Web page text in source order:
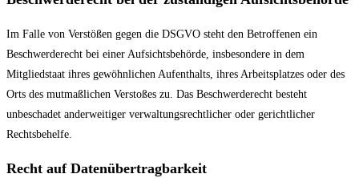
Im Falle von Verstößen gegen die DSGVO steht den Betroffenen ein
Beschwerderecht bei einer Aufsichtsbehörde, insbesondere in dem
Mitgliedstaat ihres gewöhnlichen Aufenthalts, ihres Arbeitsplatzes oder des
Orts des mutmaßlichen Verstoßes zu. Das Beschwerderecht besteht
unbeschadet anderweitiger verwaltungsrechtlicher oder gerichtlicher
Rechtsbehelfe.
Recht auf Daten­übertrag­barkeit